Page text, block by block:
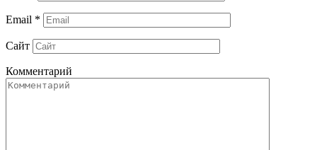
Email *
Сайт
Комментарий